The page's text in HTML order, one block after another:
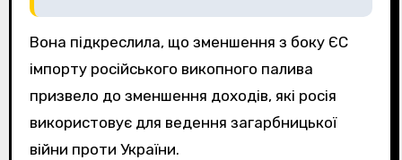
Вона підкреслила, що зменшення з боку ЄС
імпорту російського викопного палива
призвело до зменшення доходів, які росія
використовує для ведення загарбницької
війни проти України.